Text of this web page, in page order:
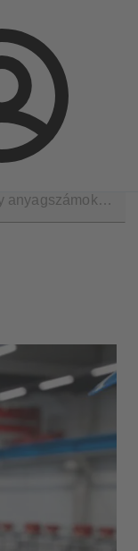
Bejelentkezés
Termékek keresése